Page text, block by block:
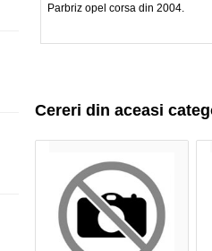
Parbriz opel corsa din 2004.
Cereri din aceasi